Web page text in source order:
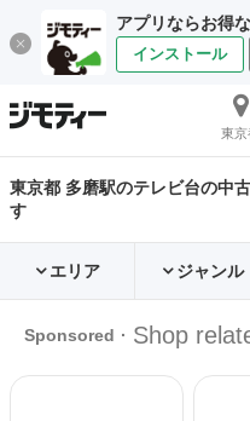
アプリならお得
インストール
東京
東京都 多磨駅のテレビ台の中
す
エリア ジャンル